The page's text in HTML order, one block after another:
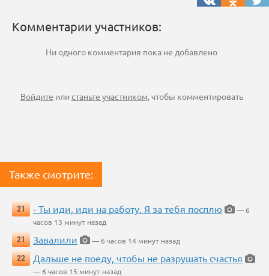
Комментарии участников:
Ни одного комментария пока не добавлено
Войдите илистаньте участником, чтобы комментировать
Также смотрите:
21 - Ты иди, иди на работу. Я за тебя посплю
— 6
часов 13 минут назад
21
Завалили
— 6 часов 14 минут назад
22
Дальше не поеду, чтобы не разрушать счастья
— 6 часов 15 минут назад